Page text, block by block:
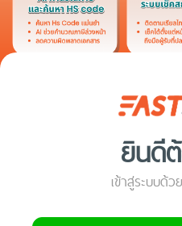
ยินดี
เข้าสู่ระบบด้